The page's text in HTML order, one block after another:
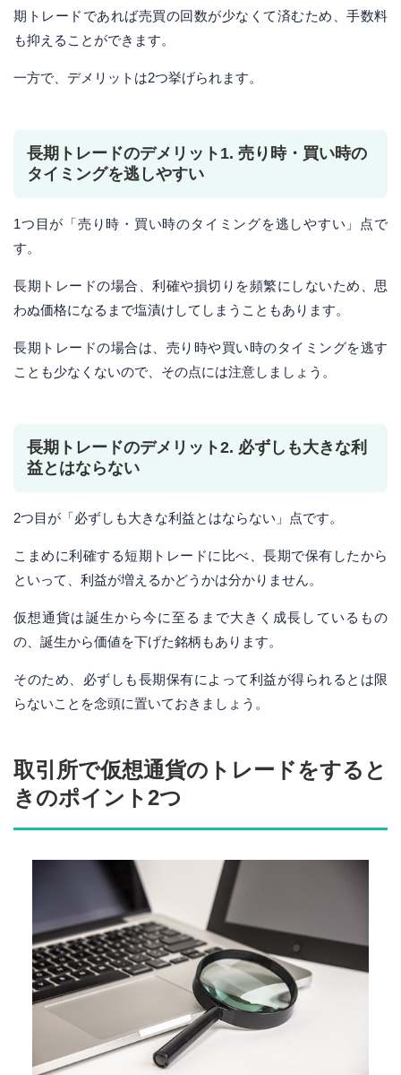
期トレードであれば売買の回数が少なくて済むため、手数料
も抑えることができます。
一方で、デメリットは2つ挙げられます。
長期トレードのデメリット1. 売り時・買い時の
タイミングを逃しやすい
1つ目が「売り時・買い時のタイミングを逃しやすい」点で
す。
長期トレードの場合、利確や損切りを頻繁にしないため、思
わぬ価格になるまで塩漬けしてしまうこともあります。
長期トレードの場合は、売り時や買い時のタイミングを逃す
ことも少なくないので、その点には注意しましょう。
長期トレードのデメリット2. 必ずしも大きな利
益とはならない
2つ目が「必ずしも大きな利益とはならない」点です。
こまめに利確する短期トレードに比べ、長期で保有したから
といって、利益が増えるかどうかは分かりません。
仮想通貨は誕生から今に至るまで大きく成長しているもの
の、誕生から価値を下げた銘柄もあります。
そのため、必ずしも長期保有によって利益が得られるとは限
らないことを念頭に置いておきましょう。
取引所で仮想通貨のトレードをすると
きのポイント2つ